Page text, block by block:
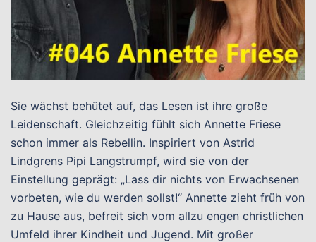
Sie wächst behütet auf, das Lesen ist ihre große
Leidenschaft. Gleichzeitig fühlt sich Annette Friese
schon immer als Rebellin. Inspiriert von Astrid
Lindgrens Pipi Langstrumpf, wird sie von der
Einstellung geprägt: „Lass dir nichts von Erwachsenen
vorbeten, wie du werden sollst!“ Annette zieht früh von
zu Hause aus, befreit sich vom allzu engen christlichen
Umfeld ihrer Kindheit und Jugend. Mit großer